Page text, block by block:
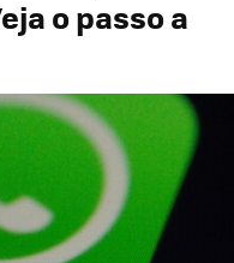
o passo a